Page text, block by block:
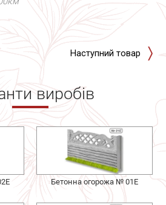
Наступний товар
виробів
Бетонна огорожа № 01Е